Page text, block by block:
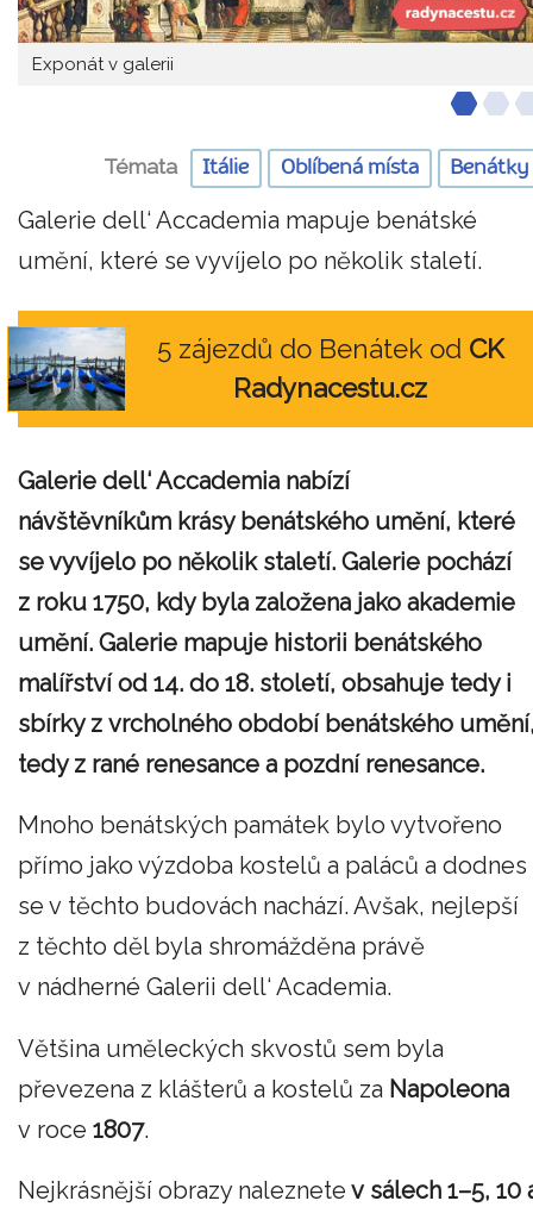
Exponát v galerii
Témata Itálie Oblíbená místa Benátky
Galerie dell‘ Accademia mapuje benátské
umění, které se vyvíjelo po několik staletí.
5 zájezdů do Benátek od CK
Radynacestu.cz
Galerie dell‘ Accademia nabízí
návštěvníkům krásy benátského umění, které
se vyvíjelo po několik staletí. Galerie pochází
z roku 1750, kdy byla založena jako akademie
umění. Galerie mapuje historii benátského
malířství od 14. do 18. století, obsahuje tedy i
sbírky z vrcholného období benátského
tedy z rané renesance a pozdní renesance.
Mnoho benátských památek bylo vytvořeno
přímo jako výzdoba kostelů a paláců a dodnes
se v těchto budovách nachází. Avšak, nejlepší
z těchto děl byla shromážděna právě
v nádherné Galerii dell‘ Academia.
Většina uměleckých skvostů sem byla
převezena z klášterů a kostelů za Napoleona
v roce 1807.
Nejkrásnější obrazy naleznete v sálech 1–5, 10